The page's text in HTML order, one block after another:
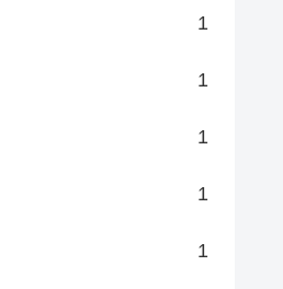
1
1
1
1
1